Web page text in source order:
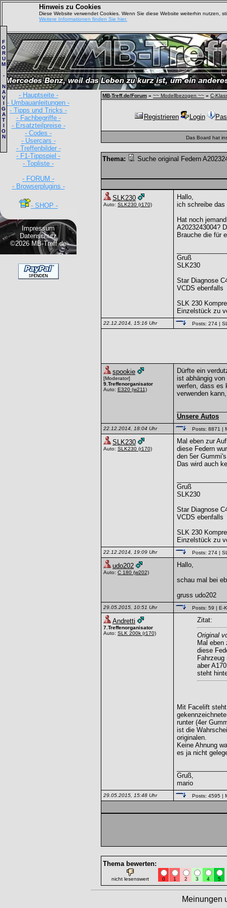
Hinweis zu Cookies
Diese Website verwendet Cookies. Wenn Sie diese Website weiterhin nutzen,
Weitere Informationen finden Sie hier.
- Hauptseite -
- Umbauanleitungen -
- Tipps und Tricks -
- Fachbegriffe -
- Ersatzteilpreise -
- Codes -
- Usercars -
- Treffenbilder -
- F1-Tippspiel -
- Topliste -
- FORUM -
- Browserplugins -
- SHOP -
Impressum
Datenschutz
©2026 MB-Treff.de
F
O
R
U
M
-
N
A
V
I
G
A
T
I
O
N
MB-Treff.de/Forum » ~~ Modellbezogen ~~ » C-
Registrieren Login
Das Board hat
Thema: Suche original Federn
SLK230
Auto: SLK230 (r170)
Hallo,
ich schreibe
Hat noch
A2023243004?
Brauche die für
Gruß
SLK230
Star Diagnose
VCDS ebenfalls
SLK 230
Einzelstück zu
22.12.2014, 15:16 Uhr Posts: 274 |
spookie
[Moderator]
9.Treffenorganisator
Auto: E320 (w211)
Dürfte ein
ist abhängig von
werfen, dass es
verwenden
Unsere Autos
22.12.2014, 18:04 Uhr Posts: 8871 |
SLK230
Auto: SLK230 (r170)
Mal eben zur
diese Federn
den 5er
Das wird auch
Gruß
SLK230
Star Diagnose
VCDS ebenfalls
SLK 230
Einzelstück zu
22.12.2014, 19:09 Uhr Posts: 274 |
udo202
Auto: C 180 (w202)
Hallo,
schau mal bei
gruss udo202
29.05.2015, 10:51 Uhr Posts: 59 | E-
Andretti
7.Treffenorganisator
Auto: SLK 200k (r170)
Zitat:
Original
Mal eben
diese
aber
steht
Mit Facelift
runter (4er
ist die
originalen.
Keine Ahnung
es ja nicht
Gruß,
mario
29.05.2015, 15:48 Uhr Posts: 4595 |
Thema bewerten:
nicht lesenswert 0 1 2 3 4 5
Meinungen